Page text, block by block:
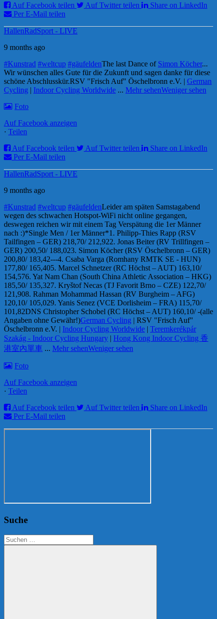
Auf Facebook teilen
Auf Twitter teilen
Share on LinkedIn
Per E-Mail teilen
HallenRadSport - LIVE
9 months ago
#Kunstrad #weltcup #gäufeldenThe last Dance of Simon Köcher...
Wir wünschen alles Gute für die Zukunft und sagen danke für diese
schöne Abschlusskür.RSV "Frisch Auf" Öschelbronn e.V. | German
Cycling
Indoor Cycling Worldwide ... Mehr sehenWeniger sehen
Foto
Auf Facebook anzeigen
· Teilen
Auf Facebook teilen
Auf Twitter teilen
Share on LinkedIn
Per E-Mail teilen
HallenRadSport - LIVE
9 months ago
#Kunstrad #weltcup #gäufeldenLeider am späten Samstagabend
wegen des schwachen Hotspot-WiFi nicht online gegangen,
deswegen reichen wir mit einem Tag Verspätung die 1er Männer
nach :)*Single Men / 1er Männer*1. Philipp-Thies Rapp (RSV
Tailfingen – GER) 218,70/ 212,922. Jonas Beiter (RV Trillfingen –
GER) 200,50/ 188,023. Simon Köcher (RSV Öschelbronn – GER)
200,80/ 183,42---4. Csaba Varga (Romhany RMTK SE - HUN)
177,80/ 165,405. Marcel Schnetzer (RC Höchst – AUT) 163,10/
154,576. Yat Nam Chan (South China Athletic Association – HKG)
185,50/ 135,327. Kryštof Necas (TJ Favorit Brno – CZE) 122,70/
121,908. Rahman Mohammad Hassan (RV Burgheim – AFG)
120,10/ 105,029. Yanis Senez (VCE Dorlisheim – FRA) 115,70/
101,82DNS Christopher Schobel (RC Höchst – AUT) 160,10/ -(alle
Angaben ohne Gewähr!)German Cycling | RSV "Frisch Auf"
Öschelbronn e.V. | Indoor Cycling Worldwide
Teremkerékpár
Szakág - Indoor Cycling Hungary
Hong Kong Indoor Cycling 香
港室內單車 ... Mehr sehenWeniger sehen
Foto
Auf Facebook anzeigen
· Teilen
Auf Facebook teilen
Auf Twitter teilen
Share on LinkedIn
Per E-Mail teilen
Suche
Suchen
nach: